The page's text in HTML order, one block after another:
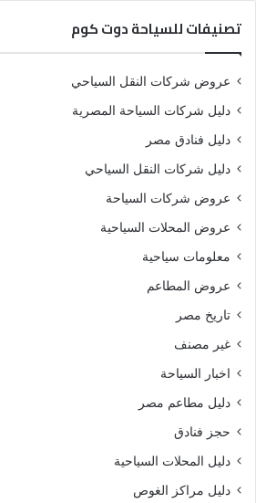
تصنيفات للسياحة دوت كوم
عروض شركات النقل السياحي
دليل شركات السياحة المصرية
دليل فنادق مصر
دليل شركات النقل السياحي
عروض شركات السياحة
عروض المحلات السياحية
معلومات سياحية
عروض المطاعم
تاريخ مصر
غير مصنف
اخبار السياحة
دليل مطاعم مصر
حجز فنادق
دليل المحلات السياحية
دليل مراكز الغوص